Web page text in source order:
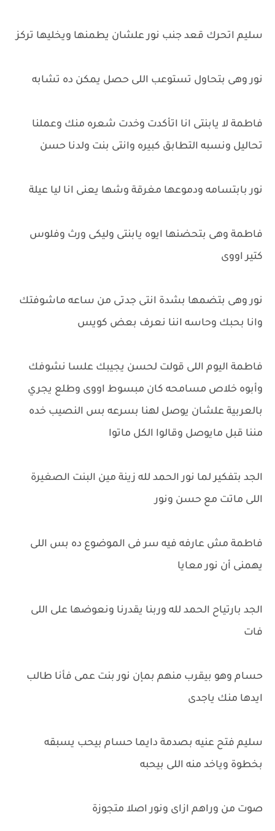
سليم اتحرك قعد جنب نور علشان يطمنها ويخليها تركز
نور وهى بتحاول تستوعب اللى حصل يمكن ده تشابه
فاطمة لا يابنتى انا اتأكدت وخدت شعره منك وعملنا
تحاليل ونسبه التطابق كبيره وانتى بنت ولدنا حسن
نور بابتسامه ودموعها مغرقة وشها يعنى انا ليا عيلة
فاطمة وهى بتحضنها ايوه يابنتى وليكى ورث وفلوس
كتير اووى
نور وهى بتضمها بشدة انتى جدتى من ساعه ماشوفتك
وانا بحبك وحاسه اننا نعرف بعض كويس
فاطمة اليوم اللى قولت لحسن يجيبك علسا نشوفك
وأبوه خلاص مسامحه كان مبسوط اووى وطلع يجري
بالعربية علشان يوصل لهنا بسرعه بس النصيب خده
مننا قبل مايوصل وقالوا الكل ماتوا
الجد بتفكير لما نور الحمد لله زينة مين البنت الصغيرة
اللى ماتت مع حسن ونور
فاطمة مش عارفه فيه سر فى الموضوع ده بس اللى
يهمنى أن نور معايا
الجد بارتياح الحمد لله وربنا يقدرنا ونعوضها على اللى
فات
حسام وهو بيقرب منهم بمإن نور بنت عمى فأنا طالب
ايدها منك ياجدى
سليم فتح عنيه بصدمة دايما حسام بيحب يسبقه
بخطوة وياخد منه اللى بيحبه
صوت من وراهم ازاى ونور اصلا متجوزة